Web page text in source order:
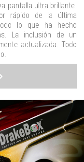
pantalla ultra brillante.
rápido de la última
lo que ha hecho
La inclusión de un
actualizada. Todo